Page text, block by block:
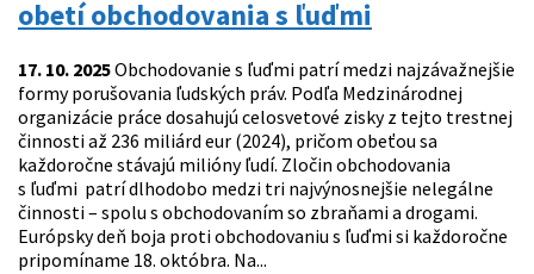
obetí obchodovania s ľuďmi
17. 10. 2025Obchodovanie s ľuďmi patrí medzi najzávažnejšie
formy porušovania ľudských práv. Podľa Medzinárodnej
organizácie práce dosahujú celosvetové zisky z tejto trestnej
činnosti až 236 miliárd eur (2024), pričom obeťou sa
každoročne stávajú milióny ľudí. Zločin obchodovania
s ľuďmi patrí dlhodobo medzi tri najvýnosnejšie nelegálne
činnosti – spolu s obchodovaním so zbraňami a drogami.
Európsky deň boja proti obchodovaniu s ľuďmi si každoročne
pripomíname 18. októbra. Na...